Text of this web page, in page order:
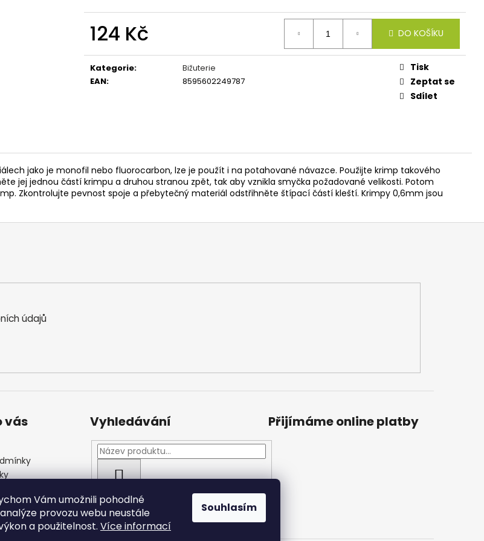
Vám umožnili pohodlné
provozu webu neustále
a použitelnost. Více informací
Souhlasím
124 Kč
cena:
DO KOŠÍKU
Kategorie:
Bižuterie
EAN: 8595602249787
Tisk
Zeptat se
Sdílet
jako je monofil nebo fluorocarbon, lze je použít i na potahované návazce. Použijte krimp takového
jej jednou částí krimpu a druhou stranou zpět, tak aby vznikla smyčka požadované velikosti. Potom
Zkontrolujte pevnost spoje a přebytečný materiál odstřihněte štípací částí kleští. Krimpy 0,6mm jsou
ROHLÍKOVÉ BOILIES FLUO 30G
údajů
vás Vyhledávání
HLEDAT
Přijímáme online platby